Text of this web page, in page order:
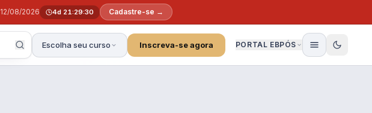
12/08/2026 4d 21:29:29 Cadastre-se →
Escolha seu curso Inscreva-se agora PORTAL EBPÓS